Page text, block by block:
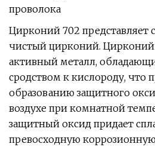
проволока
Цирконий 702 представляет
чистый цирконий.
активный металл,
сродством к кислороду, что
образованию защитного
воздухе при комнатной
защитный оксид придает
превосходную